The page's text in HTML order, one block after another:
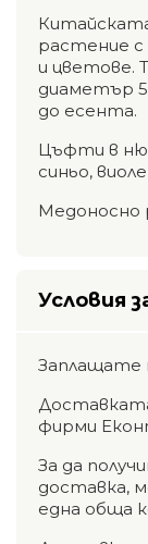
растение
и цветове.
диаметър
до есента.
Цъфти в
синьо,
Медоносно
Условия
Заплащате
фирми
За да
доставка,
една обща